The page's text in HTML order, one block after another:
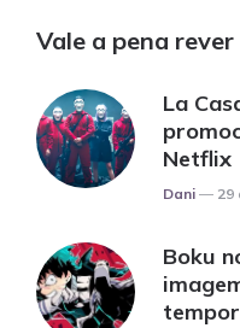
Vale a pena rever
La
Netflix
Posted
Dani 29
Boku